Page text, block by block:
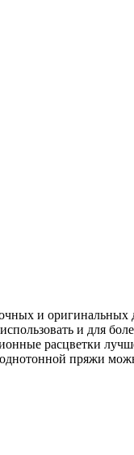
и оригинальных
и для
расцветки
пряжи